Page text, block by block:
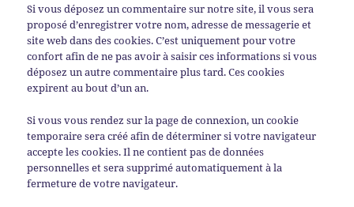
Si vous déposez un commentaire sur notre site, il vous sera
proposé d’enregistrer votre nom, adresse de messagerie et
site web dans des cookies. C’est uniquement pour votre
confort afin de ne pas avoir à saisir ces informations si vous
déposez un autre commentaire plus tard. Ces cookies
expirent au bout d’un an.
Si vous vous rendez sur la page de connexion, un cookie
temporaire sera créé afin de déterminer si votre navigateur
accepte les cookies. Il ne contient pas de données
personnelles et sera supprimé automatiquement à la
fermeture de votre navigateur.